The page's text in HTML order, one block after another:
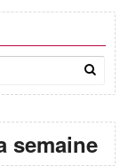
semaine